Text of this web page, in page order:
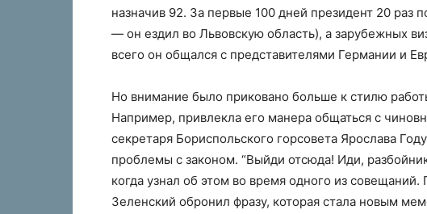
назначив 92. За первые 100 дней президент 20
— он ездил во Львовскую область), а зарубежных
всего он общался с представителями Германии и
Но внимание было приковано больше к стилю
Например, привлекла его манера общаться с
секретаря Бориспольского горсовета Ярослава
проблемы с законом. “Выйди отсюда! Иди,
когда узнал об этом во время одного из совещаний.
Зеленский обронил фразу, которая стала новым